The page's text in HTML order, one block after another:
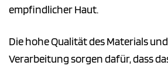
empfindlicher Haut.
Die hohe Qualität des Materials
Verarbeitung sorgen dafür, dass